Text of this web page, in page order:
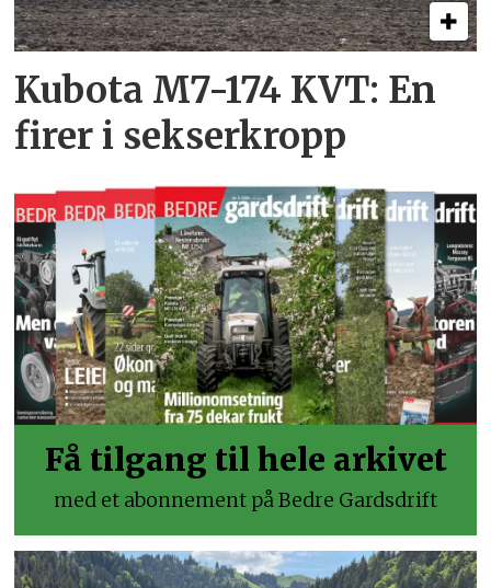
Kubota M7-174 KVT: En
firer i sekserkropp
Få tilgang til hele arkivet
med et abonnement på Bedre Gardsdrift